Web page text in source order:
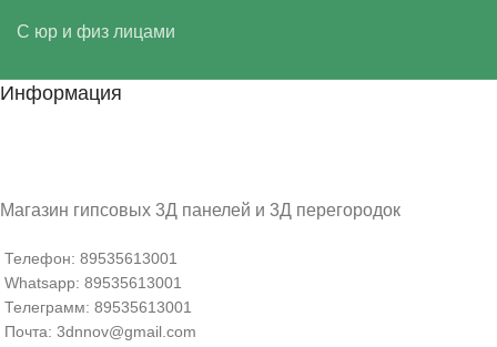
С юр и физ лицами
Информация
Магазин гипсовых 3Д панелей и 3Д перегородок
Телефон: 89535613001
Whatsapp: 89535613001
Телеграмм: 89535613001
Почта: 3dnnov@gmail.com